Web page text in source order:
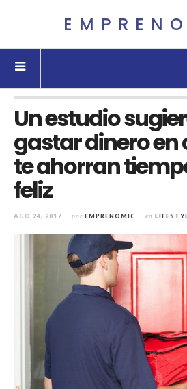
Un estudio
gastar dinero en
te ahorran
feliz
AGO 24, 2017 por EMPRENOMIC en